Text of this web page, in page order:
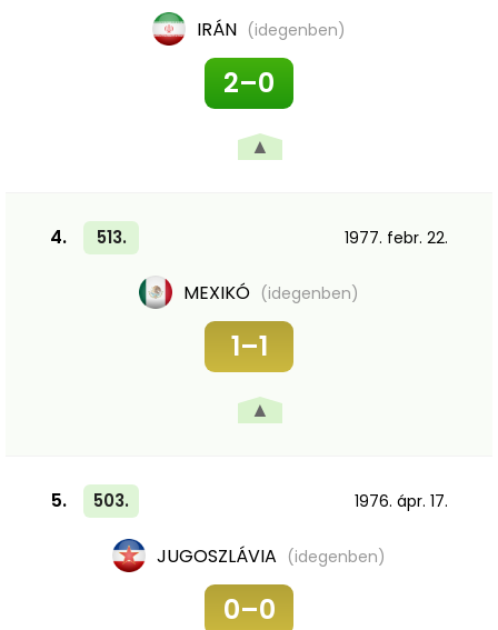
IRÁN (idegenben)
2–0
▲
4. 513. 1977. febr. 22.
MEXIKÓ (idegenben)
1–1
▲
5. 503. 1976. ápr. 17.
JUGOSZLÁVIA (idegenben)
0–0